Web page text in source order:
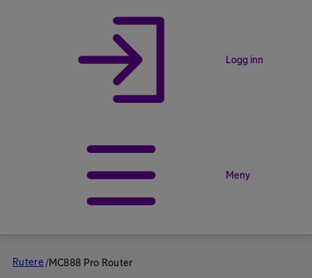
Logg inn
Meny
Rutere /MC888 Pro Router